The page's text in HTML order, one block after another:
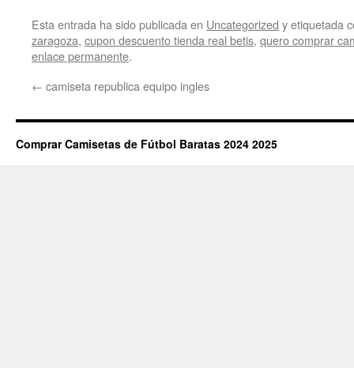
Esta entrada ha sido publicada en Uncategorized y etiquetada
zaragoza, cupon descuento tienda real betis, quero comprar
enlace permanente.
← camiseta republica equipo ingles
Comprar Camisetas de Fútbol Baratas 2024 2025